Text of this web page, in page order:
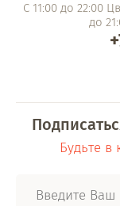
С 11:00 до 22:00
до
Будьте в